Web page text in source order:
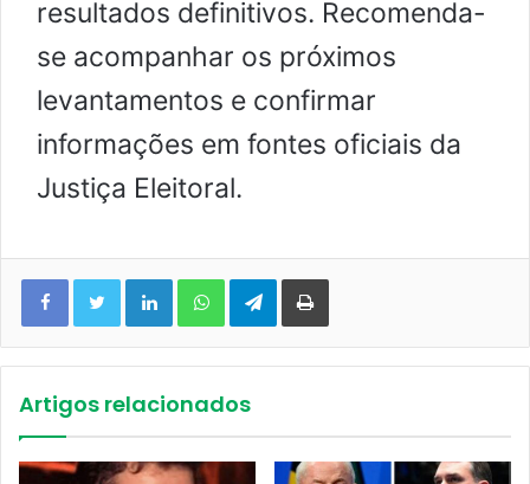
resultados definitivos. Recomenda-
se acompanhar os próximos
levantamentos e confirmar
informações em fontes oficiais da
Justiça Eleitoral.
FacebookTwitterLinkedinWhatsAppTelegramImprimir
Artigos relacionados